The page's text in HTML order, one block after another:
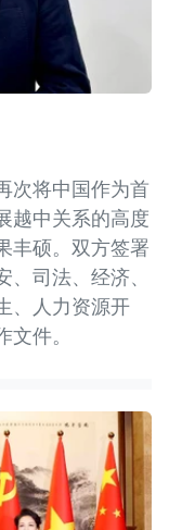
次将中国作为首
越中关系的高度
丰硕。双方签署
司法、经济、
、人力资源开
件。